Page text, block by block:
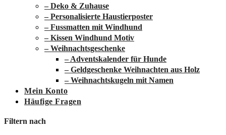
– Deko & Zuhause
– Personalisierte Haustierposter
– Fussmatten mit Windhund
– Kissen Windhund Motiv
– Weihnachtsgeschenke
– Adventskalender für Hunde
– Geldgeschenke Weihnachten aus Holz
– Weihnachtskugeln mit Namen
Mein Konto
Häufige Fragen
Filtern nach